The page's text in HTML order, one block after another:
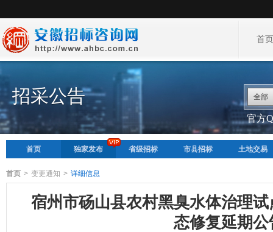
首
招采公告 全部
官方
首页 独家发布 省级招标 市县招标 土地交易
首页 > 变更通知 > 详细信息
宿州市砀山县农村黑臭水体治理
态修复延期公